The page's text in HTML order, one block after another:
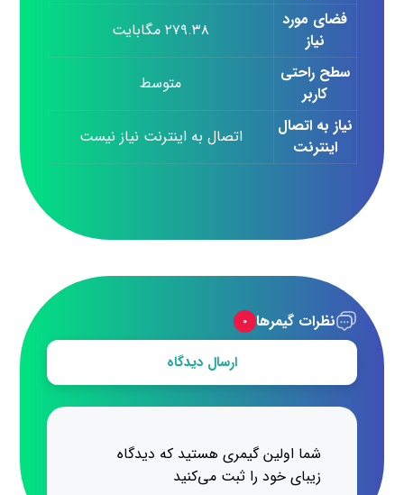
فضای مورد
نیاز
۲۷۹.۳۸ مگابایت
سطح راحتی
کاربر
متوسط
نیاز به اتصال
اینترنت
اتصال به اینترنت نیاز نیست
نظرات گیمرها ۰
ارسال دیدگاه
شما اولین گیمری هستید که دیدگاه
زیبای خود را ثبت می‌کنید